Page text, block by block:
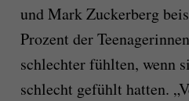
und Mark Zuckerberg
Prozent der
schlechter fühlten, wenn
schlecht gefühlt hatten.